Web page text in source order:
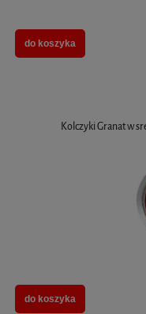
do koszyka
Kolczyki Granat w
do koszyka